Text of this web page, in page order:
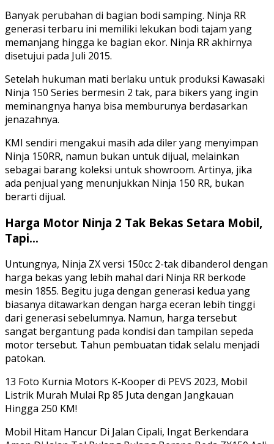
Banyak perubahan di bagian bodi samping. Ninja RR
generasi terbaru ini memiliki lekukan bodi tajam yang
memanjang hingga ke bagian ekor. Ninja RR akhirnya
disetujui pada Juli 2015.
Setelah hukuman mati berlaku untuk produksi Kawasaki
Ninja 150 Series bermesin 2 tak, para bikers yang ingin
meminangnya hanya bisa memburunya berdasarkan
jenazahnya.
KMI sendiri mengakui masih ada diler yang menyimpan
Ninja 150RR, namun bukan untuk dijual, melainkan
sebagai barang koleksi untuk showroom. Artinya, jika
ada penjual yang menunjukkan Ninja 150 RR, bukan
berarti dijual.
Harga Motor Ninja 2 Tak Bekas Setara Mobil,
Tapi…
Untungnya, Ninja ZX versi 150cc 2-tak dibanderol dengan
harga bekas yang lebih mahal dari Ninja RR berkode
mesin 1855. Begitu juga dengan generasi kedua yang
biasanya ditawarkan dengan harga eceran lebih tinggi
dari generasi sebelumnya. Namun, harga tersebut
sangat bergantung pada kondisi dan tampilan sepeda
motor tersebut. Tahun pembuatan tidak selalu menjadi
patokan.
13 Foto Kurnia Motors K-Kooper di PEVS 2023, Mobil
Listrik Murah Mulai Rp 85 Juta dengan Jangkauan
Hingga 250 KM!
Mobil Hitam Hancur Di Jalan Cipali, Ingat Berkendara